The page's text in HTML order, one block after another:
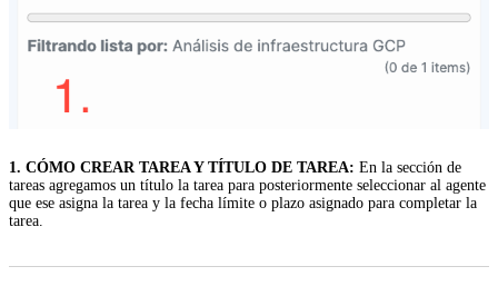
1. CÓMO CREAR TAREA Y TÍTULO DE TAREA: En la sección de
tareas agregamos un título la tarea para posteriormente seleccionar al agente
que ese asigna la tarea y la fecha límite o plazo asignado para completar la
tarea.